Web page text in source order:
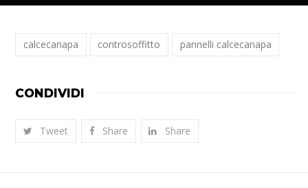
calcecanapa controsoffitto pannelli calcecanapa
CONDIVIDI
Tweet Share Share